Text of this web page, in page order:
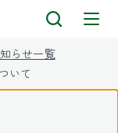
らせ一覧
いて